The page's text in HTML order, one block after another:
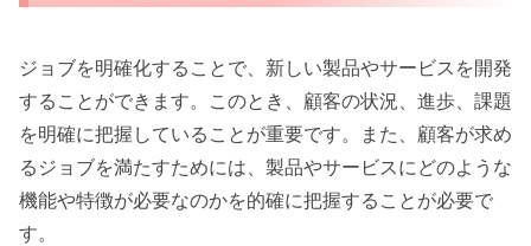
ジョブを明確化することで、新しい製品やサービスを開発
することができます。このとき、顧客の状況、進歩、課題
を明確に把握していることが重要です。また、顧客が求め
るジョブを満たすためには、製品やサービスにどのような
機能や特徴が必要なのかを的確に把握することが必要で
す。